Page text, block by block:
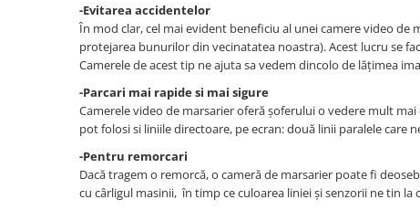
Masini de polisat
Prelungitoare
Aeroterme
Dezumidificatoare
Compresoare aer
Boxe & Subwoofer Auto
Difuzore Auto
-Evitarea accidentelor
În mod clar, cel mai evident beneficiu al unei camere video de
protejarea bunurilor din vecinatatea noastra). Acest lucru se
Camerele de acest tip ne ajuta sa vedem dincolo de lățimea
-Parcari mai rapide si mai sigure
Camerele video de marsarier oferă șoferului o vedere mult
pot folosi si liniile directoare, pe ecran: două linii paralele care
-Pentru remorcari
Dacă tragem o remorcă, o cameră de marsarier poate fi
cu cârligul masinii, în timp ce culoarea liniei și senzorii ne tin la